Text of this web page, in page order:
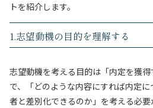
トを紹介します。
1.志望動機の目的を理解する
志望動機を考える目的は「内定を獲
で、「どのような内容にすれば内定
者と差別化できるのか」を考える必要